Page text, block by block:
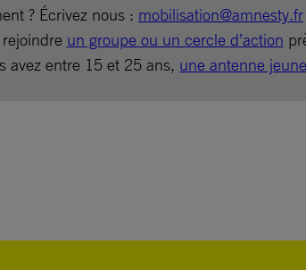
? Écrivez nous : mobilisation@amnesty.fr
un groupe ou un cercle d’action
avez entre 15 et 25 ans, une antenne